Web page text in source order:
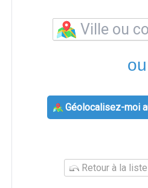
ou
Géolocalisez-moi
Retour à la